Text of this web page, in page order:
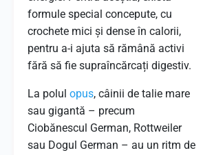
formule special concepute, cu
crochete mici și dense în calorii,
pentru a-i ajuta să rămână activi
fără să fie supraîncărcați digestiv.
La polul opus, câinii de talie mare
sau gigantă – precum
Ciobănescul German, Rottweiler
sau Dogul German – au un ritm de